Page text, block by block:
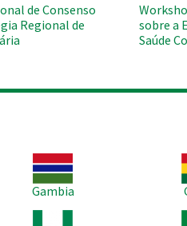
de Consenso
Regional de
sobre a
Saúde
Gambia
Imagem